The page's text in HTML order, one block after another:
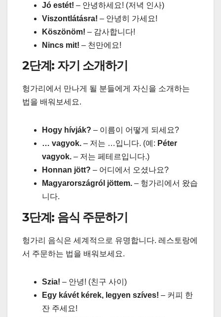
Jó estét! – 안녕하세요! (저녁 인사)
Viszontlátásra! – 안녕히 가세요!
Köszönöm! – 감사합니다!
Nincs mit! – 천만에요!
2단계: 자기 소개하기
헝가리에서 만나게 될 분들에게 자신을 소개하는
법을 배워보세요.
Hogy hívják? – 이름이 어떻게 되세요?
… vagyok. – 저는 …입니다. (예: Péter
vagyok. – 저는 페테르입니다.)
Honnan jött? – 어디에서 오셨나요?
Magyarországról jöttem. – 헝가리에서 왔습
니다.
3단계: 음식 주문하기
헝가리 음식은 세계적으로 유명합니다. 레스토랑에
서 주문하는 법을 배워보세요.
Szia! – 안녕! (친구 사이)
Egy kávét kérek, legyen szíves! – 커피 한
잔 주세요!